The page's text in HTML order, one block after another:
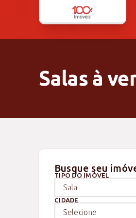
Salas à
Busque seu
TIPO DO IMÓVEL
CIDADE